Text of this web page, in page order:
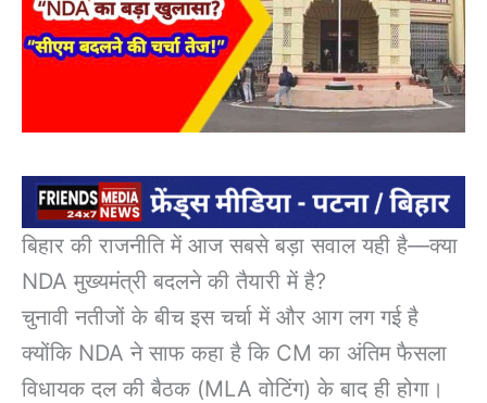
बिहार की राजनीति में आज सबसे बड़ा सवाल यही है—क्या
NDA मुख्यमंत्री बदलने की तैयारी में है?
चुनावी नतीजों के बीच इस चर्चा में और आग लग गई है
क्योंकि NDA ने साफ कहा है कि CM का अंतिम फैसला
विधायक दल की बैठक (MLA वोटिंग) के बाद ही होगा।